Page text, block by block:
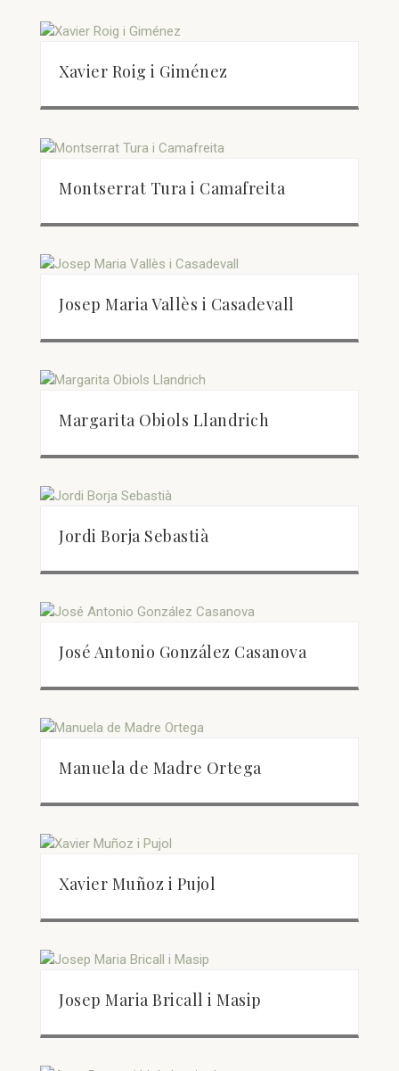
Xavier Roig i Giménez
Montserrat Tura i Camafreita
Josep Maria Vallès i Casadevall
Margarita Obiols Llandrich
Jordi Borja Sebastià
José Antonio González Casanova
Manuela de Madre Ortega
Xavier Muñoz i Pujol
Josep Maria Bricall i Masip